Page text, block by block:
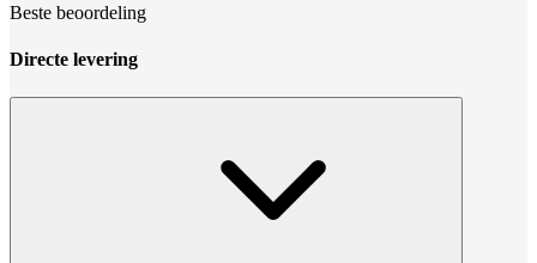
Beste beoordeling
Directe levering